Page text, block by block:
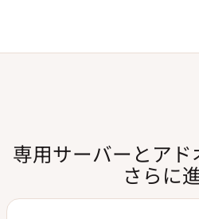
専用サーバーとア
さらに